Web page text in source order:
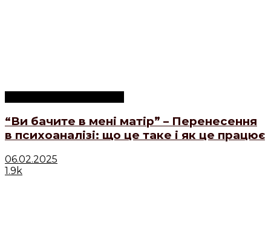
“Ви бачите в мені матір” – Перенесення
в психоаналізі: що це таке і як це працює
06.02.2025
1.9k